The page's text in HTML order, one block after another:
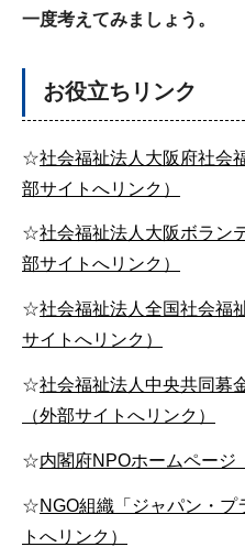
一度考えてみましょう。
お役立ちリンク
☆社会福祉法人大阪府社会
部サイトへリンク）
☆社会福祉法人大阪ボラン
部サイトへリンク）
☆社会福祉法人全国社会福
サイトへリンク）
☆社会福祉法人中央共同募
（外部サイトへリンク）
☆内閣府NPOホームページ
☆NGO組織「ジャパン・プ
トへリンク）